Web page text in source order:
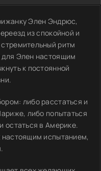
Элен Эндрюс,
из спокойной и
ритм
для Элен настоящим
к постоянной
либо расстаться и
либо попытаться
остаться в Америке.
испытанием,